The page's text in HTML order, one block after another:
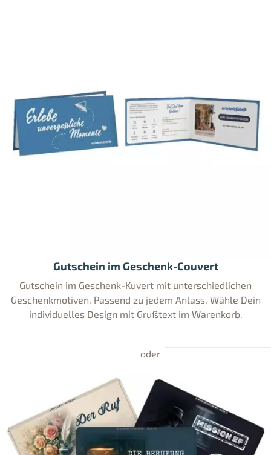
Gutschein im Geschenk-Couvert
Gutschein im Geschenk-Kuvert mit unterschiedlichen
Geschenkmotiven. Passend zu jedem Anlass. Wähle Dein
individuelles Design mit Grußtext im Warenkorb.